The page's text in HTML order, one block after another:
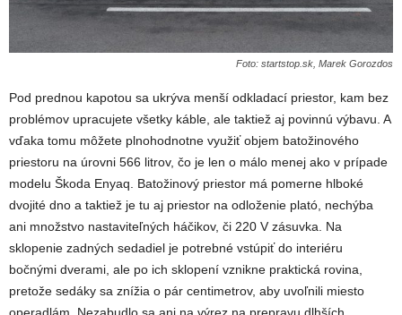
Foto: startstop.sk, Marek Gorozdos
Pod prednou kapotou sa ukrýva menší odkladací priestor, kam bez
problémov upracujete všetky káble, ale taktiež aj povinnú výbavu. A
vďaka tomu môžete plnohodnotne využiť objem batožinového
priestoru na úrovni 566 litrov, čo je len o málo menej ako v prípade
modelu Škoda Enyaq. Batožinový priestor má pomerne hlboké
dvojité dno a taktiež je tu aj priestor na odloženie plató, nechýba
ani množstvo nastaviteľných háčikov, či 220 V zásuvka. Na
sklopenie zadných sedadiel je potrebné vstúpiť do interiéru
bočnými dverami, ale po ich sklopení vznikne praktická rovina,
pretože sedáky sa znížia o pár centimetrov, aby uvoľnili miesto
operadlám. Nezabudlo sa ani na výrez na prepravu dlhších